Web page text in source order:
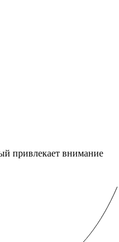
привлекает внимание